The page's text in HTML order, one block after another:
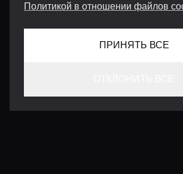
Политикой в отношении файлов
ПРИНЯТЬ ВСЕ